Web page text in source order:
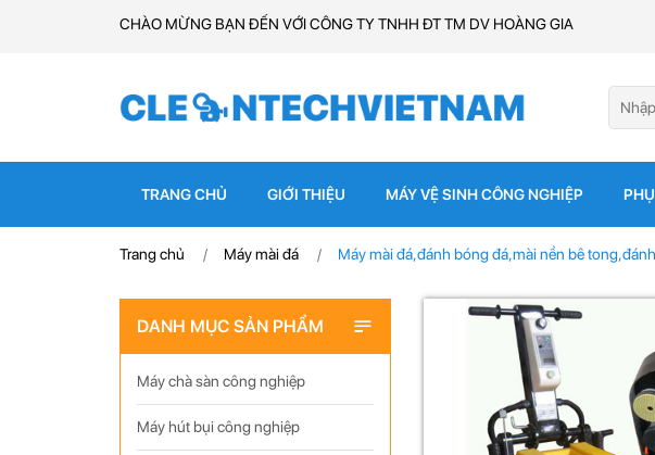
CHÀO MỪNG BẠN ĐẾN VỚI CÔNG TY TNHH ĐT TM DV HOÀNG GIA
TRANG CHỦ GIỚI THIỆU MÁY VỆ SINH CÔNG NGHIỆP
Trang chủ Máy mài đá Máy mài đá,đánh bóng đá,mài nền bê
DANH MỤC SẢN PHẨM
Máy chà sàn công nghiệp
Máy hút bụi công nghiệp